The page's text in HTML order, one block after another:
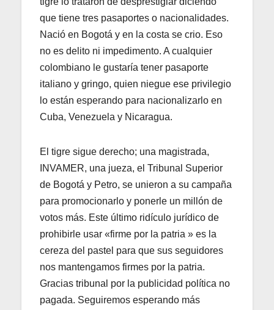
que tiene tres pasaportes o nacionalidades.
Nació en Bogotá y en la costa se crio. Eso
no es delito ni impedimento. A cualquier
colombiano le gustaría tener pasaporte
italiano y gringo, quien niegue ese privilegio
lo están esperando para nacionalizarlo en
Cuba, Venezuela y Nicaragua.
El tigre sigue derecho; una magistrada,
INVAMER, una jueza, el Tribunal Superior
de Bogotá y Petro, se unieron a su campaña
para promocionarlo y ponerle un millón de
votos más. Este último ridículo jurídico de
prohibirle usar «firme por la patria » es la
cereza del pastel para que sus seguidores
nos mantengamos firmes por la patria.
Gracias tribunal por la publicidad política no
pagada. Seguiremos esperando más